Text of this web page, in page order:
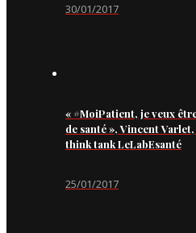
30/01/2017
« #MoiPatient, je veux
de santé », Vincent
think tank LeLabEsanté
25/01/2017